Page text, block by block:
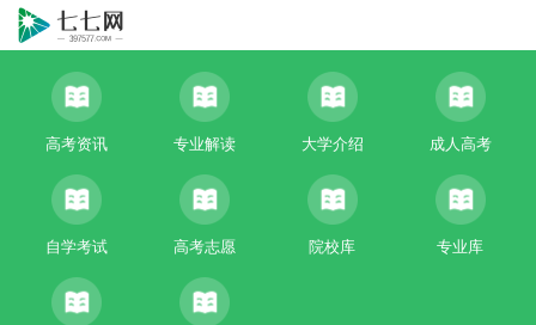
高考资讯 专业解读 大学介绍 成人高考
自学考试 高考志愿 院校库 专业库